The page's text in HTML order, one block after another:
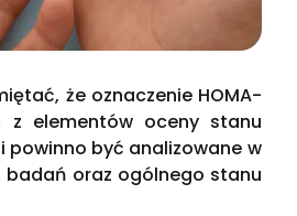
że oznaczenie HOMA-
elementów oceny stanu
powinno być analizowane w
badań oraz ogólnego stanu